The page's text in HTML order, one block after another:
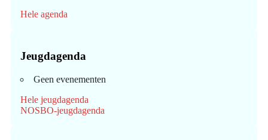
Hele agenda
Jeugdagenda
Geen evenementen
Hele jeugdagenda
NOSBO-jeugdagenda